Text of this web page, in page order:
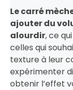
Le carré
ajouter du
alourdir, ce
celles qui
texture à leur
expérimenter
obtenir l’effet